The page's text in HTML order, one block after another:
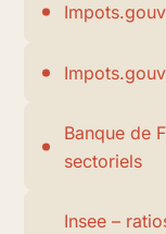
Banque de
sectoriels
Insee –